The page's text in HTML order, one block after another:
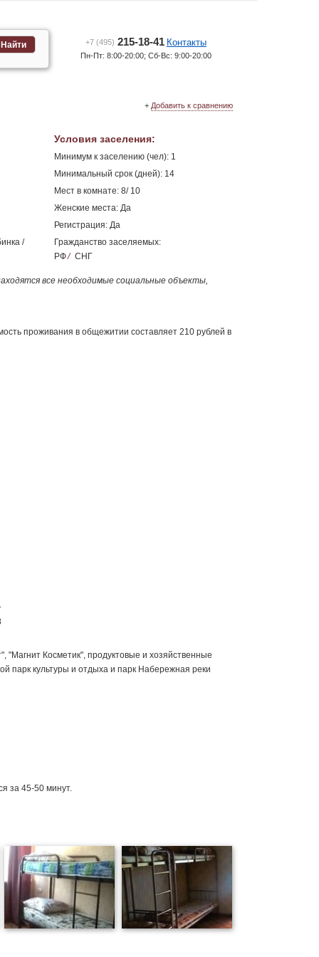
Найти +7 (495) 215-18-41 Контакты
Пн-Пт: 8:00-20:00; Сб-Вс: 9:00-20:00
+ Добавить к сравнению
/
Условия заселения:
Минимум к заселению (чел): 1
Минимальный срок (дней): 14
Мест в комнате: 8/ 10
Женские места: Да
Регистрация: Да
Гражданство заселяемых:
РФ/ СНГ
все необходимые социальные объекты,
проживания в общежитии составляет 210 рублей в
Косметик", продуктовые и хозяйственные
парк культуры и отдыха и парк Набережная реки
за 45-50 минут.